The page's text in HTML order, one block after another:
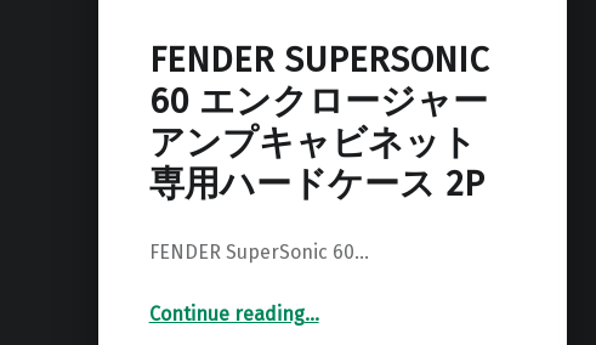
FENDER SUPERSONIC
60 エンクロージャー
アンプキャビネット
専用ハードケース 2P
FENDER SuperSonic 60…
Continue reading
“FENDER SUPERSONIC 60 エンクロージャー アンプキャビネット 専用ハードケース 2P”
…